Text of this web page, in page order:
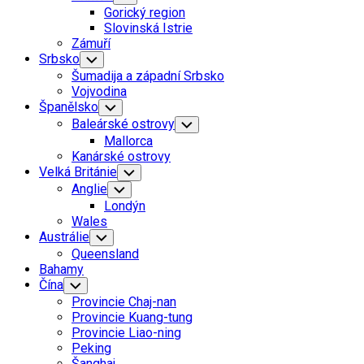
Child
Menu
Gorický region
Slovinská Istrie
Zámuří
Srbsko Toggle
Child
Menu
Šumadija a západní Srbsko
Vojvodina
Španělsko Toggle
Child
Menu
Baleárské ostrovy Toggle
Child
Mallorca
Kanárské ostrovy
Velká Británie Toggle
Child
Menu
Anglie Toggle
Child
Menu
Londýn
Wales
Austrálie Toggle
Child
Menu
Queensland
Bahamy
Čína Toggle
Child
Menu
Provincie Chaj-nan
Provincie Kuang-tung
Provincie Liao-ning
Peking